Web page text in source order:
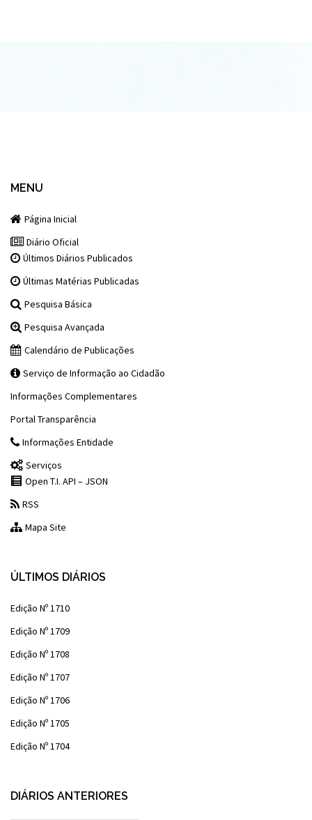
MENU
Página Inicial
Diário Oficial
Últimos Diários Publicados
Últimas Matérias Publicadas
Pesquisa Básica
Pesquisa Avançada
Calendário de Publicações
Serviço de Informação ao Cidadão
Informações Complementares
Portal Transparência
Informações Entidade
Serviços
Open T.I. API – JSON
RSS
Mapa Site
ÚLTIMOS DIÁRIOS
Edição Nº 1710
Edição Nº 1709
Edição Nº 1708
Edição Nº 1707
Edição Nº 1706
Edição Nº 1705
Edição Nº 1704
DIÁRIOS ANTERIORES